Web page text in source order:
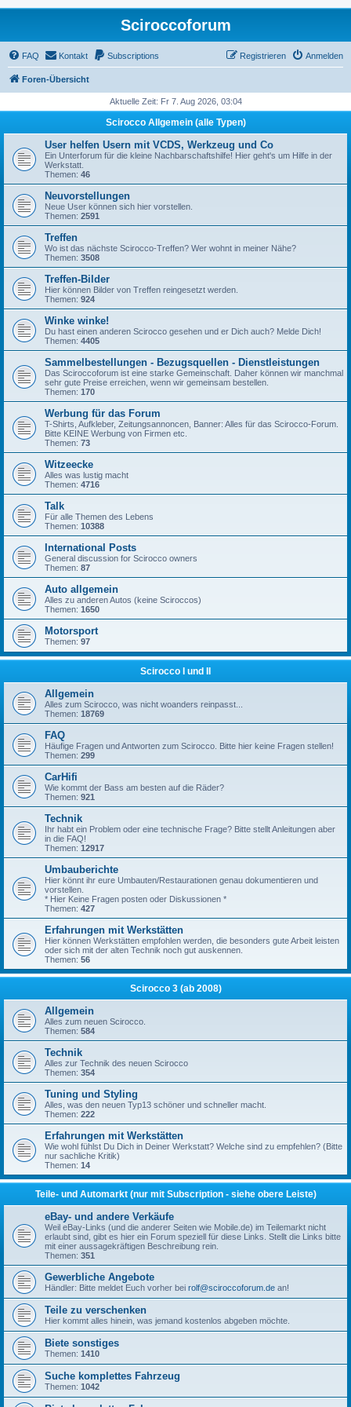
Sciroccoforum
FAQ Kontakt Subscriptions Anmelden
Registrieren
Foren-Übersicht
Aktuelle Zeit: Fr 7. Aug 2026, 03:04
Scirocco Allgemein (alle Typen)
User helfen Usern mit VCDS, Werkzeug und Co
Ein Unterforum für die kleine Nachbarschaftshilfe! Hier geht's um Hilfe in der
Werkstatt.
Themen: 46
Neuvorstellungen
Neue User können sich hier vorstellen.
Themen: 2591
Treffen
Wo ist das nächste Scirocco-Treffen? Wer wohnt in meiner Nähe?
Themen: 3508
Treffen-Bilder
Hier können Bilder von Treffen reingesetzt werden.
Themen: 924
Winke winke!
Du hast einen anderen Scirocco gesehen und er Dich auch? Melde Dich!
Themen: 4405
Sammelbestellungen - Bezugsquellen - Dienstleistungen
Das Sciroccoforum ist eine starke Gemeinschaft. Daher können wir manchmal
sehr gute Preise erreichen, wenn wir gemeinsam bestellen.
Themen: 170
Werbung für das Forum
T-Shirts, Aufkleber, Zeitungsannoncen, Banner: Alles für das Scirocco-Forum.
Bitte KEINE Werbung von Firmen etc.
Themen: 73
Witzeecke
Alles was lustig macht
Themen: 4716
Talk
Für alle Themen des Lebens
Themen: 10388
International Posts
General discussion for Scirocco owners
Themen: 87
Auto allgemein
Alles zu anderen Autos (keine Sciroccos)
Themen: 1650
Motorsport
Themen: 97
Scirocco I und II
Allgemein
Alles zum Scirocco, was nicht woanders reinpasst...
Themen: 18769
FAQ
Häufige Fragen und Antworten zum Scirocco. Bitte hier keine Fragen stellen!
Themen: 299
CarHifi
Wie kommt der Bass am besten auf die Räder?
Themen: 921
Technik
Ihr habt ein Problem oder eine technische Frage? Bitte stellt Anleitungen aber
in die FAQ!
Themen: 12917
Umbauberichte
Hier könnt ihr eure Umbauten/Restaurationen genau dokumentieren und
vorstellen.
* Hier Keine Fragen posten oder Diskussionen *
Themen: 427
Erfahrungen mit Werkstätten
Hier können Werkstätten empfohlen werden, die besonders gute Arbeit leisten
oder sich mit der alten Technik noch gut auskennen.
Themen: 56
Scirocco 3 (ab 2008)
Allgemein
Alles zum neuen Scirocco.
Themen: 584
Technik
Alles zur Technik des neuen Scirocco
Themen: 354
Tuning und Styling
Alles, was den neuen Typ13 schöner und schneller macht.
Themen: 222
Erfahrungen mit Werkstätten
Wie wohl fühlst Du Dich in Deiner Werkstatt? Welche sind zu empfehlen? (Bitte
nur sachliche Kritik)
Themen: 14
Teile- und Automarkt (nur mit Subscription - siehe obere Leiste)
eBay- und andere Verkäufe
Weil eBay-Links (und die anderer Seiten wie Mobile.de) im Teilemarkt nicht
erlaubt sind, gibt es hier ein Forum speziell für diese Links. Stellt die Links bitte
mit einer aussagekräftigen Beschreibung rein.
Themen: 351
Gewerbliche Angebote
Händler: Bitte meldet Euch vorher bei rolf@sciroccoforum.de an!
Teile zu verschenken
Hier kommt alles hinein, was jemand kostenlos abgeben möchte.
Biete sonstiges
Themen: 1410
Suche komplettes Fahrzeug
Themen: 1042